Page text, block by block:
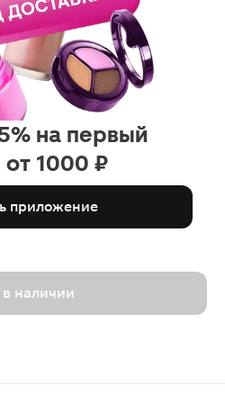
на первый
от 1000 ₽
приложение
наличии